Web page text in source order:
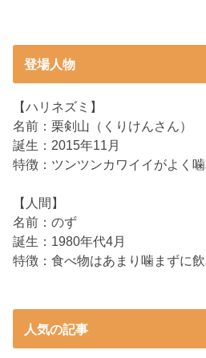
登場人物
【ハリネズミ】
名前：栗剣山（くりけんさん）
誕生：2015年11月
特徴：ツンツンカワイイがよく
【人間】
名前：のず
誕生：1980年代4月
特徴：食べ物はあまり噛まずに
人気の記事